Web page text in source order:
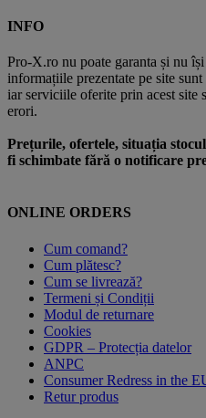
INFO
Pro-X.ro nu poate garanta și nu își
informațiile prezentate pe site
iar serviciile oferite prin acest site
erori.
Prețurile, ofertele, situația
fi schimbate fără o notificare
ONLINE ORDERS
Cum comand?
Cum plătesc?
Cum se livrează?
Termeni și Condiții
Modul de returnare
Cookies
GDPR – Protecția datelor
ANPC
Consumer Redress in the
Retur produs